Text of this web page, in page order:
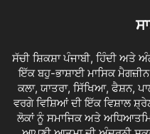
ਸੱਚੀ ਸ਼ਿਕਸ਼ਾ ਪੰਜਾਬੀ, ਹਿੰਦੀ ਅਤੇ
ਇੱਕ ਬਹੁ-ਭਾਸ਼ਾਈ ਮਾਸਿਕ
ਕਲਾ, ਯਾਤਰਾ, ਸਿੱਖਿਆ, ਫੈਸ਼ਨ,
ਵਰਗੇ ਵਿਸ਼ਿਆਂ ਦੀ ਇੱਕ ਵਿਸ਼ਾਲ
ਲੋਕਾਂ ਨੂੰ ਸਮਾਜਿਕ ਅਤੇ